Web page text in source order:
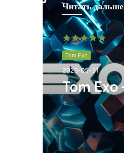
Читать дальше
Tom Exo
2023-05-31
Tom Exo